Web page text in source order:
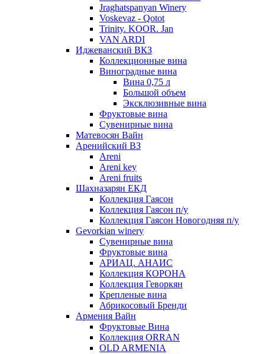
Jraghatspanyan Winery
Voskevaz - Qotot
Trinity. KOOR. Jan
VAN ARDI
Иджеванский ВКЗ
Коллекционные вина
Виноградные вина
Вина 0,75 л
Большой объем
Эксклюзивные вина
Фруктовые вина
Cувенирные вина
Матевосян Вайн
Аренийский ВЗ
Areni
Areni key
Areni fruits
Шахназарян ЕКД
Коллекция Гаясон
Коллекция Гаясон п/у
Коллекция Гаясон Новогодняя п/у
Gevorkian winery
Сувенирные вина
Фруктовые вина
АРИАЦ. АНАИС
Коллекция КОРОНА
Коллекция Геворкян
Крепленые вина
Абрикосовый Бренди
Армения Вайн
Фруктовые Вина
Коллекция ORRAN
OLD ARMENIA